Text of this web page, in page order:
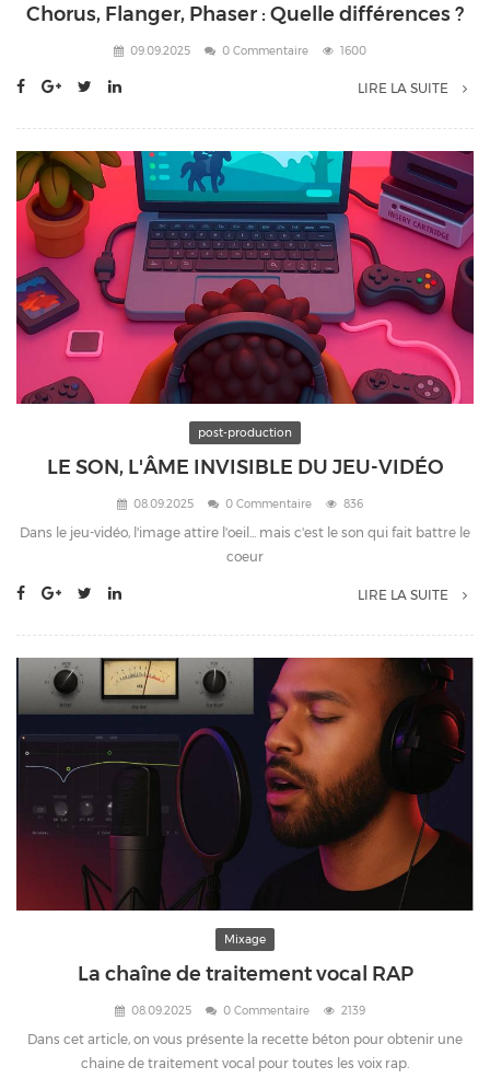
Chorus, Flanger, Phaser : Quelle différences ?
09.09.2025 0 Commentaire 1600
LIRE LA SUITE
post-production
LE SON, L'ÂME INVISIBLE DU JEU-VIDÉO
08.09.2025 0 Commentaire 836
Dans le jeu-vidéo, l'image attire l'oeil... mais c'est le son qui fait battre le
coeur
LIRE LA SUITE
Mixage
La chaîne de traitement vocal RAP
08.09.2025 0 Commentaire 2139
Dans cet article, on vous présente la recette béton pour obtenir une
chaine de traitement vocal pour toutes les voix rap.